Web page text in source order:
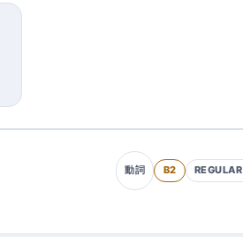
動詞 B2 REGULAR